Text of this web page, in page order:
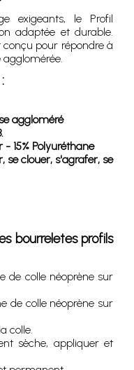
exigeants, le Profil
adaptée et durable.
conçu pour répondre à
aggloméré
- 15% Polyuréthane
se clouer, s'agrafer, se
bourreletes profils
de colle néoprène sur
de colle néoprène sur
colle.
sèche, appliquer et